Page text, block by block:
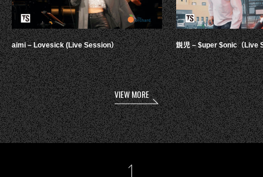
aimi – Lovesick (Live Session） 鋭児 – $uper $onic（Live
VIEW MORE